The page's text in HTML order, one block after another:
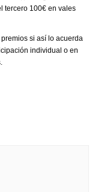
tercero 100€ en vales
si así lo acuerda
individual o en